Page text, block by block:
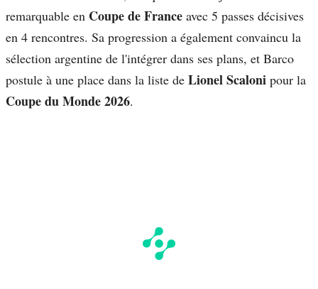
remarquable en Coupe de France avec 5 passes décisives
en 4 rencontres. Sa progression a également convaincu la
sélection argentine de l'intégrer dans ses plans, et Barco
postule à une place dans la liste de Lionel Scaloni pour la
Coupe du Monde 2026.